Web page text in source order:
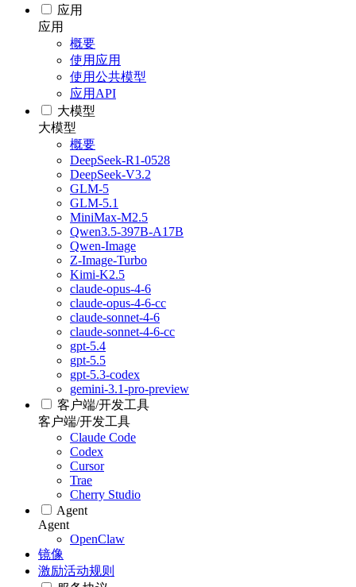
应用
应用
概要
使用应用
使用公共模型
应用API
大模型
大模型
概要
DeepSeek-R1-0528
DeepSeek-V3.2
GLM-5
GLM-5.1
MiniMax-M2.5
Qwen3.5-397B-A17B
Qwen-Image
Z-Image-Turbo
Kimi-K2.5
claude-opus-4-6
claude-opus-4-6-cc
claude-sonnet-4-6
claude-sonnet-4-6-cc
gpt-5.4
gpt-5.5
gpt-5.3-codex
gemini-3.1-pro-preview
客户端/开发工具
客户端/开发工具
Claude Code
Codex
Cursor
Trae
Cherry Studio
Agent
Agent
OpenClaw
镜像
激励活动规则